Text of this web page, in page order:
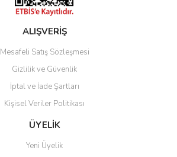
ALIŞVERİŞ
Mesafeli Satış Sözleşmesi
Gizlilik ve Güvenlik
İptal ve İade Şartları
Kişisel Veriler Politikası
ÜYELİK
Yeni Üyelik